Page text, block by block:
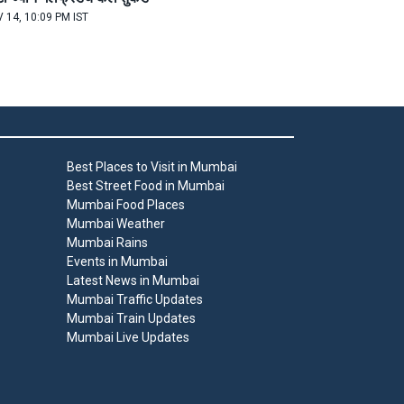
14, 10:09 PM IST
Best Places to Visit in Mumbai
Best Street Food in Mumbai
Mumbai Food Places
Mumbai Weather
Mumbai Rains
Events in Mumbai
Latest News in Mumbai
Mumbai Traffic Updates
Mumbai Train Updates
Mumbai Live Updates